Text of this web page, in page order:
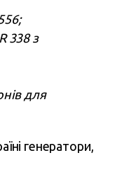
338 з
для
генератори,